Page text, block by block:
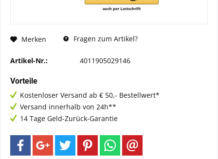
Merken Fragen zum Artikel?
Artikel-Nr.: 4011905029146
Vorteile
Kostenloser Versand ab € 50,- Bestellwert*
Versand innerhalb von 24h**
14 Tage Geld-Zurück-Garantie